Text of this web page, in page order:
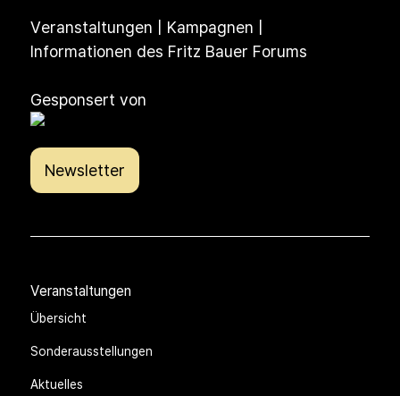
Veranstaltungen | Kampagnen |
Informationen des Fritz Bauer Forums
Gesponsert von
Newsletter
Veranstaltungen
Übersicht
Sonderausstellungen
Aktuelles